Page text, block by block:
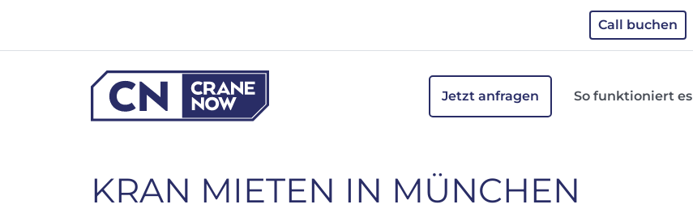
springen
Call buchen
Jetzt anfragen So funktioniert es
KRAN MIETEN IN MÜNCHEN